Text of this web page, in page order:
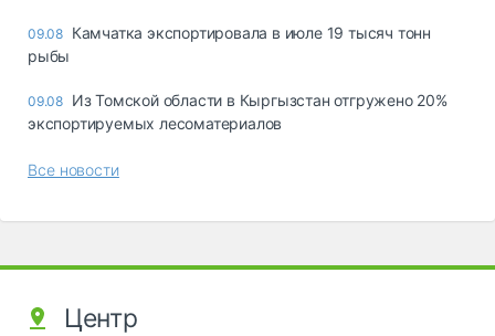
09.08 Камчатка экспортировала в июле 19 тысяч тонн
рыбы
09.08 Из Томской области в Кыргызстан отгружено 20%
экспортируемых лесоматериалов
Все новости
Центр